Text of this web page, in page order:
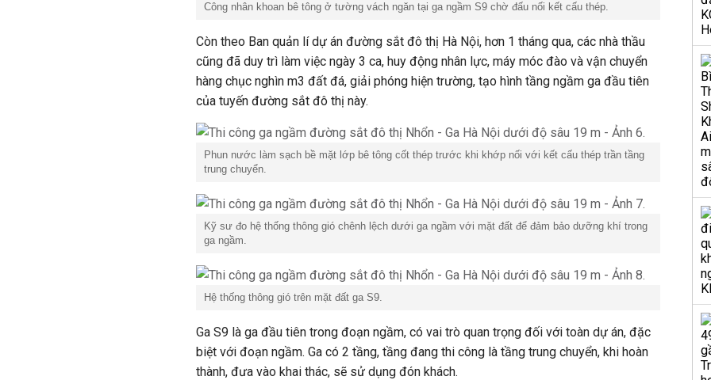
Công nhân khoan bê tông ở tường vách ngăn tại ga ngầm S9 chờ đấu nối kết cấu thép.
Còn theo Ban quản lídự án đường sắt đô thị Hà Nội, hơn 1 tháng qua, các nhà thầu
cũng đã duy trì làm việc ngày 3 ca, huy động nhân lực, máy móc đào và vận chuyển
hàng chục nghìn m3 đất đá, giải phóng hiện trường, tạo hình tầng ngầm ga đầu tiên
của tuyến đường sắt đô thị này.
Phun nước làm sạch bề mặt lớp bê tông cốt thép trước khi khớp nối với kết cấu thép trần tầng
trung chuyển.
Kỹ sư đo hệ thống thông gió chênh lệch dưới ga ngầm với mặt đất để đảm bảo dưỡng khí trong
ga ngầm.
Hệ thống thông gió trên mặt đất ga S9.
Ga S9 là ga đầu tiên trong đoạn ngầm, có vai trò quan trọng đối với toàn dự án, đặc
biệt với đoạn ngầm. Ga có 2 tầng, tầng đang thi công là tầng trung chuyển, khi hoàn
thành, đưa vào khai thác, sẽ sử dụng đón khách.